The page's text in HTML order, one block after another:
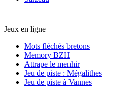
Jeux en ligne
Mots fléchés bretons
Memory BZH
Attrape le menhir
Jeu de piste : Mégalithes
Jeu de piste à Vannes